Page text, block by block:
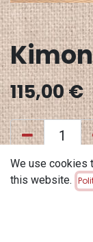
115,00€
Aggiungi
We use cookies
this website.